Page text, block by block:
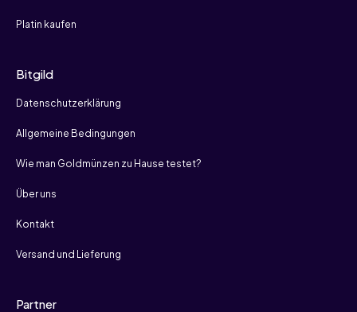
Platin kaufen
Bitgild
Datenschutzerklärung
Allgemeine Bedingungen
Wie man Goldmünzen zu Hause testet?
Über uns
Kontakt
Versand und Lieferung
Partner